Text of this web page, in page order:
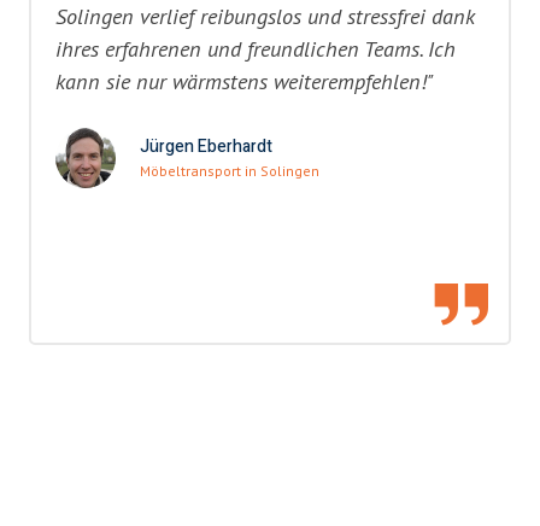
Solingen verlief reibungslos und stressfrei dank
ihres erfahrenen und freundlichen Teams. Ich
kann sie nur wärmstens weiterempfehlen!"
Jürgen Eberhardt
Möbeltransport in Solingen